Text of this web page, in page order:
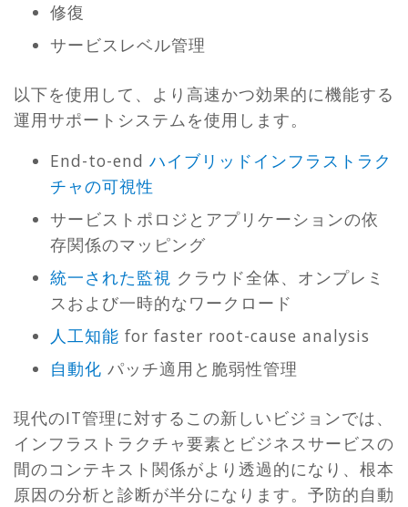
修復
サービスレベル管理
以下を使用して、より高速かつ効果的に機能する
運用サポートシステムを使用します。
End-to-end ハイブリッドインフラストラク
チャの可視性
サービストポロジとアプリケーションの依
存関係のマッピング
統一された監視 クラウド全体、オンプレミ
スおよび一時的なワークロード
人工知能 for faster root-cause analysis
自動化 パッチ適用と脆弱性管理
現代のIT管理に対するこの新しいビジョンでは、
インフラストラクチャ要素とビジネスサービスの
間のコンテキスト関係がより透過的になり、根本
原因の分析と診断が半分になります。予防的自動